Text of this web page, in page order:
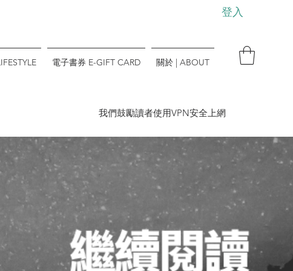
登入
電子書券 E-GIFT CARD 關於 | ABOUT
​我們鼓勵讀者使用VPN安全上網